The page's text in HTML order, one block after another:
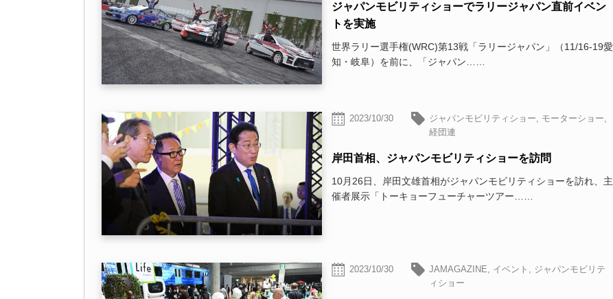
ジャパンモビリティショーでラリージャパン直前イベン
トを実施
世界ラリー選手権(WRC)第13戦「ラリージャパン」（11/16-19愛
知・岐阜）を前に、「ジャパン……
2023/10/30 ジャパンモビリティショー モーターショー
経団連
岸田首相、ジャパンモビリティショーを訪問
10月26日、岸田文雄首相がジャパンモビリティショーを訪れ、主
催者展示「トーキョーフューチャーツアー……
2023/10/30 JAMAGAZINE イベント
ジャパンモビリテ
ィショー